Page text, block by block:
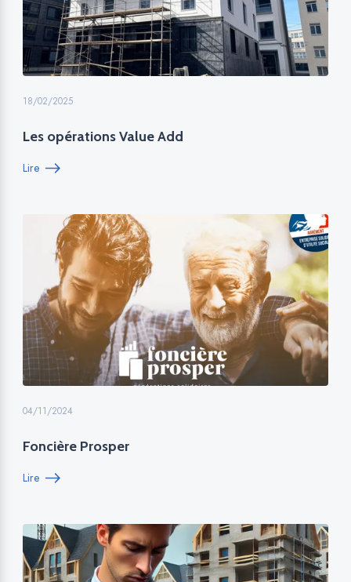
18/02/2025
Les opérations Value Add
Lire
04/11/2024
Foncière Prosper
Lire